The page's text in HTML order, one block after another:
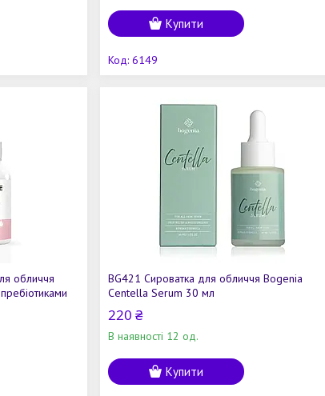
Купити
6149
обличчя
BG421 Сироватка для обличчя Bogenia
Centella Serum 30 мл
220 ₴
В наявності 12 од.
Купити